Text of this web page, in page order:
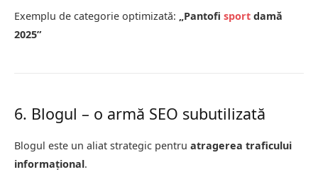
Exemplu de categorie optimizată: „Pantofi sport damă
2025”
6. Blogul – o armă SEO subutilizată
Blogul este un aliat strategic pentru atragerea traficului
informațional.